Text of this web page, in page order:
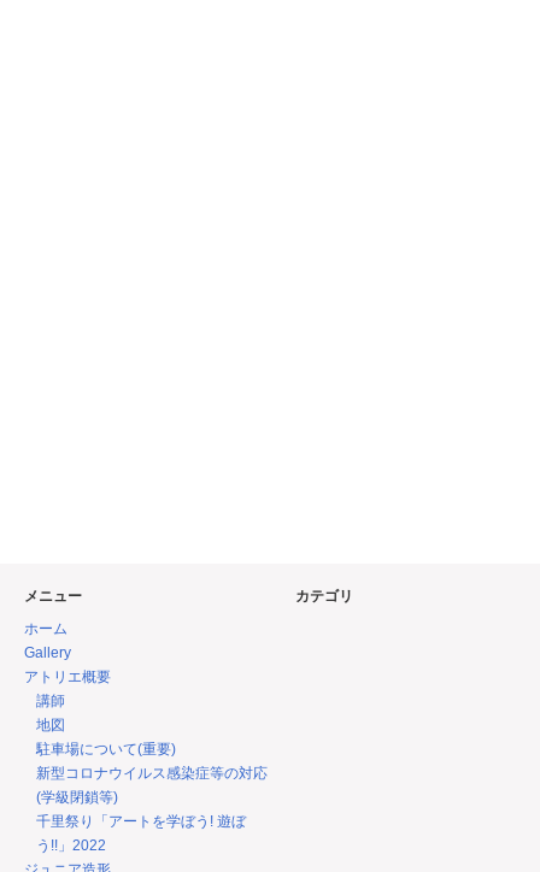
メニュー
ホーム
Gallery
アトリエ概要
講師
地図
駐車場について(重要)
新型コロナウイルス感染症等の対応
(学級閉鎖等)
千里祭り「アートを学ぼう! 遊ぼ
う!!」2022
カテゴリ